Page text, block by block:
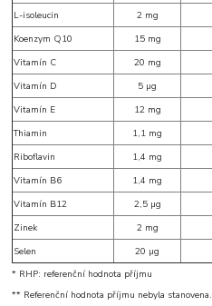
L-isoleucin
2 mg
Koenzym Q10
15 mg
Vitamín C
20 mg
Vitamín D
5 µg
Vitamín E
12 mg
Thiamin
1,1 mg
Riboflavin
1,4 mg
Vitamín B6
1,4 mg
Vitamín B12
2,5 µg
Zinek
2 mg
Selen
20 µg
* RHP: referenční hodnota příjmu
** Referenční hodnota příjmu nebyla stanovena.